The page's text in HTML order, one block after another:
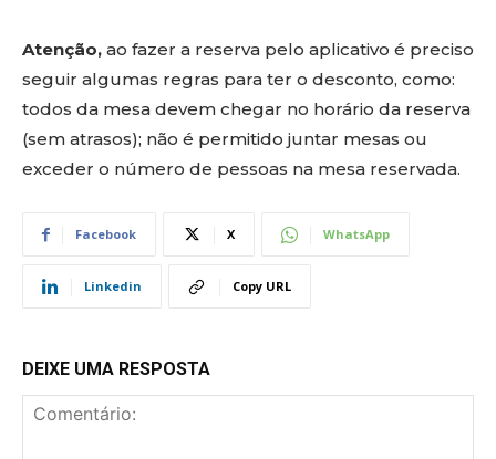
Atenção, ao fazer a reserva pelo aplicativo é preciso
seguir algumas regras para ter o desconto, como:
todos da mesa devem chegar no horário da reserva
(sem atrasos); não é permitido juntar mesas ou
exceder o número de pessoas na mesa reservada.
Facebook X WhatsApp
Linkedin Copy URL
DEIXE UMA RESPOSTA